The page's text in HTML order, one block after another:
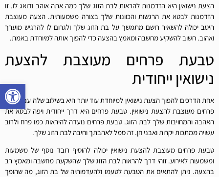
הצעת נישואין היא הזדמנות להראות לבת הזוג שלך כמה אתה אוהב ודואג לו. זו
הזדמנות לבטא את הרגשות והכוונות שלך בצורה משמעותית. הצעה מעוצבת
היטב יכולה להשאיר רושם מתמשך על בת הזוג שלך ולגרום לו להרגיש מוערך
ואהוב. חשוב להשקיע מחשבה ומאמץ בהצעה כדי להפוך אותה למיוחדת באמת.
טבעת פרחים מעוצבת להצעת
נישואין ייחודית
אחת הדרכים להפוך הצעת נישואין למיוחדת עוד יותר היא בשילוב שלה עם טבעת
פרחים מעוצבת להצעת נישואין. טבעת פרחים היא דרך ייחודית ויפה לבטא את
האהבה והמחויבות שלך לבת הזוג. טבעת פרחים נועדה להיראות כמו פרח ולרוב
עשויה ממתכות יקרות ואבני חן. זה סמל לאהבתך וחיבה לבת הזוג שלך.
טבעת פרחים מעוצבת להצעת נישואין יכולה להוסיף רובד נוסף של משמעות
ומשמעות לאירוע. זוהי דרך להראות לבת הזוג שלך שהשקעת מחשבה ומאמץ רב
בהצעה. ניתן להתאים את הטבעת לטעמו ולהעדפותיה של בת הזוג, מה שהופך
פתח